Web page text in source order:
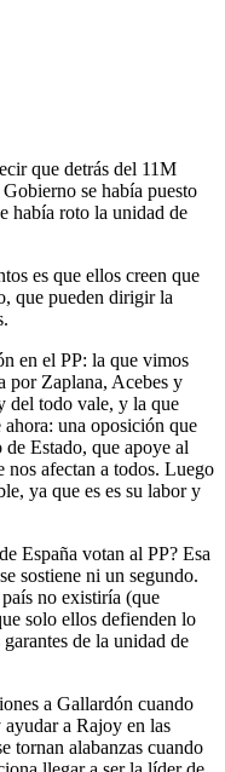
que detrás del 11M
se había puesto
había roto la unidad de
es que ellos creen que
que pueden dirigir la
en el PP: la que vimos
por Zaplana, Acebes y
del todo vale, y la que
una oposición que
de Estado, que apoye al
nos afectan a todos. Luego
ya que es es su labor y
España votan al PP? Esa
sostiene ni un segundo.
no existiría (que
solo ellos defienden lo
de la unidad de
a Gallardón cuando
a Rajoy en las
tornan alabanzas cuando